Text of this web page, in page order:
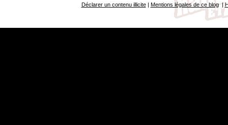
Déclarer un contenu illicite| Mentions légales de ce blog|